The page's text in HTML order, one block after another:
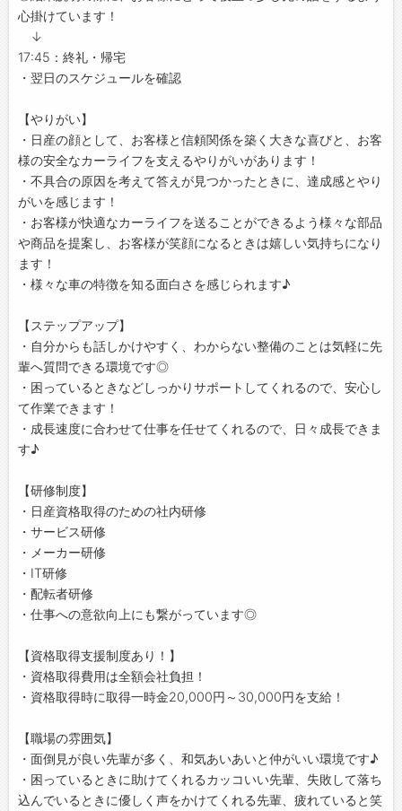
心掛けています！
↓
17:45：終礼・帰宅
・翌日のスケジュールを確認
【やりがい】
・日産の顔として、お客様と信頼関係を築く大きな喜びと、お客
様の安全なカーライフを支えるやりがいがあります！
・不具合の原因を考えて答えが見つかったときに、達成感とやり
がいを感じます！
・お客様が快適なカーライフを送ることができるよう様々な部品
や商品を提案し、お客様が笑顔になるときは嬉しい気持ちになり
ます！
・様々な車の特徴を知る面白さを感じられます♪
【ステップアップ】
・自分からも話しかけやすく、わからない整備のことは気軽に先
輩へ質問できる環境です◎
・困っているときなどしっかりサポートしてくれるので、安心し
て作業できます！
・成長速度に合わせて仕事を任せてくれるので、日々成長できま
す♪
【研修制度】
・日産資格取得のための社内研修
・サービス研修
・メーカー研修
・IT研修
・配転者研修
・仕事への意欲向上にも繋がっています◎
【資格取得支援制度あり！】
・資格取得費用は全額会社負担！
・資格取得時に取得一時金20,000円～30,000円を支給！
【職場の雰囲気】
・面倒見が良い先輩が多く、和気あいあいと仲がいい環境です♪
・困っているときに助けてくれるカッコいい先輩、失敗して落ち
込んでいるときに優しく声をかけてくれる先輩、疲れていると笑